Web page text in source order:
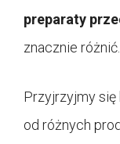
preparaty
znacznie różnić.
Przyjrzyjmy
od różnych